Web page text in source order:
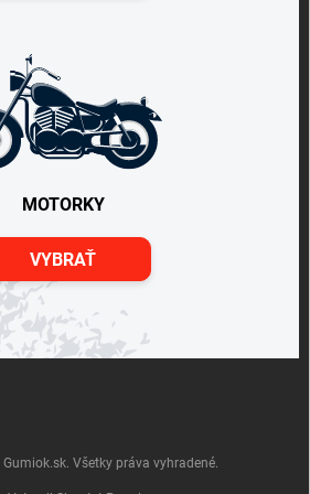
MOTORKY
VYBRAŤ
Gumiok.sk. Všetky práva vyhradené.